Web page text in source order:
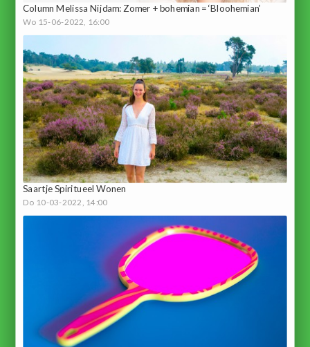
Column Melissa Nijdam: Zomer + bohemian = ‘Bloohemian’
Wo 15-06-2022, 16:00
Saartje Spiritueel Wonen
Do 10-03-2022, 14:00